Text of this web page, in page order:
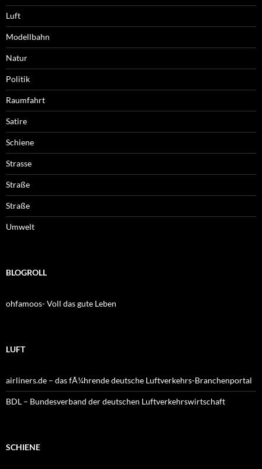
Luft
Modellbahn
Natur
Politik
Raumfahrt
Satire
Schiene
Strasse
Straße
Straße
Umwelt
BLOGROLL
ohfamoos- Voll das gute Leben
LUFT
airliners.de – das fÃ¼hrende deutsche Luftverkehrs-Branchenportal
BDL – Bundesverband der deutschen Luftverkehrswirtschaft
SCHIENE